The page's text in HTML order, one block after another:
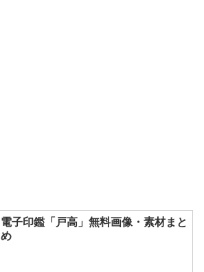
電子印鑑「戸高」無料画像・素材まと
め